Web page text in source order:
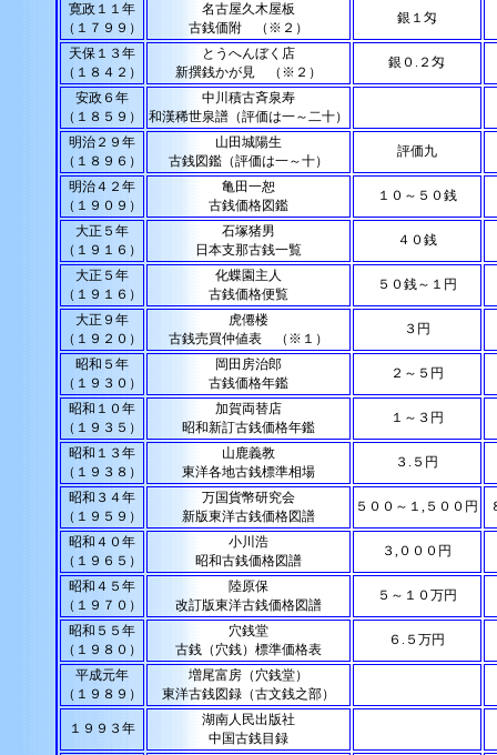
寛政１１年
（１７９９）
名古屋久木屋板
古銭価附 （※２）
銀１匁
天保１３年
（１８４２）
とうへんぼく店
新撰銭かが見 （※２）
銀０.２匁
安政６年
（１８５９）
中川積古斉泉寿
和漢稀世泉譜（評価は一～二十）
明治２９年
（１８９６）
山田城陽生
古銭図鑑（評価は一～十）
評価九
明治４２年
（１９０９）
亀田一恕
古銭価格図鑑
１０～５０銭
大正５年
（１９１６）
石塚猪男
日本支那古銭一覧
４０銭
大正５年
（１９１６）
化蝶園主人
古銭価格便覧
５０銭～１円
大正９年
（１９２０）
虎僊楼
古銭売買仲値表 （※１）
３円
昭和５年
（１９３０）
岡田房治郎
古銭価格年鑑
２～５円
昭和１０年
（１９３５）
加賀両替店
昭和新訂古銭価格年鑑
１～３円
昭和１３年
（１９３８）
山鹿義教
東洋各地古銭標準相場
３.５円
昭和３４年
（１９５９）
万国貨幣研究会
新版東洋古銭価格図譜
５００～１,５００円
昭和４０年
（１９６５）
小川浩
昭和古銭価格図譜
３,０００円
昭和４５年
（１９７０）
陸原保
改訂版東洋古銭価格図譜
５～１０万円
昭和５５年
（１９８０）
穴銭堂
古銭（穴銭）標準価格表
６.５万円
平成元年
（１９８９）
増尾富房（穴銭堂）
東洋古銭図録（古文銭之部）
１９９３年
湖南人民出版社
中国古銭目録